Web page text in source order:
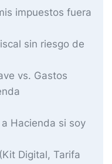
impuestos fuera
sin riesgo de
vs. Gastos
Hacienda si soy
Digital, Tarifa